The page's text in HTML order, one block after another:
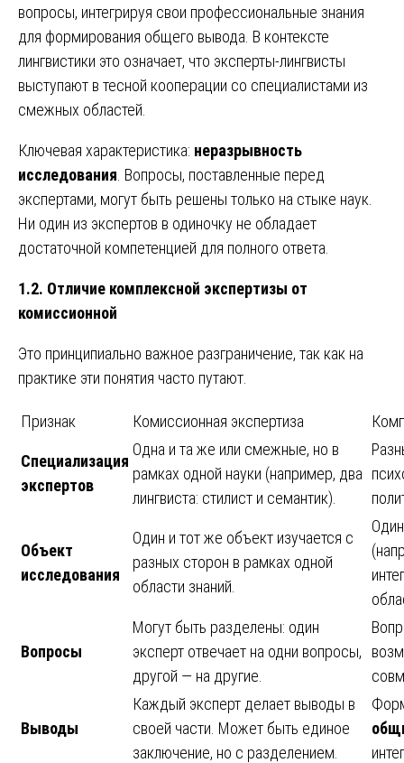
вопросы, интегрируя свои профессиональные знания
для формирования общего вывода. В контексте
лингвистики это означает, что эксперты-лингвисты
выступают в тесной кооперации со специалистами из
смежных областей.
Ключевая характеристика: неразрывность
исследования . Вопросы, поставленные перед
экспертами, могут быть решены только на стыке наук.
Ни один из экспертов в одиночку не обладает
достаточной компетенцией для полного ответа.
1.2. Отличие комплексной экспертизы от
комиссионной
Это принципиально важное разграничение, так как на
практике эти понятия часто путают.
Признак Комиссионная экспертиза
Специализация
экспертов
Одна и та же или смежные, но в
рамках одной науки (например, два
лингвиста: стилист и семантик).
Объект
исследования
Один и тот же объект изучается с
разных сторон в рамках одной
области знаний.
Вопросы
Могут быть разделены: один
эксперт отвечает на одни вопросы,
другой — на другие.
Выводы
Каждый эксперт делает выводы в
своей части. Может быть единое
заключение, но с разделением.